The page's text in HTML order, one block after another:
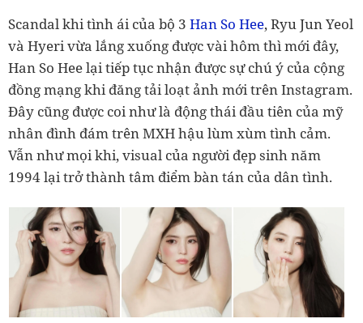
Scandal khi tình ái của bộ 3 Han So Hee, Ryu Jun Yeol
và Hyeri vừa lắng xuống được vài hôm thì mới đây,
Han So Hee lại tiếp tục nhận được sự chú ý của cộng
đồng mạng khi đăng tải loạt ảnh mới trên Instagram.
Đây cũng được coi như là động thái đầu tiên của mỹ
nhân đình đám trên MXH hậu lùm xùm tình cảm.
Vẫn như mọi khi, visual của người đẹp sinh năm
1994 lại trở thành tâm điểm bàn tán của dân tình.